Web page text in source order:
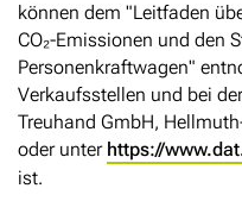
können dem "Leitfaden
CO₂-Emissionen und den
Personenkraftwagen"
Verkaufsstellen und bei
Treuhand GmbH,
oder unter https://
ist.